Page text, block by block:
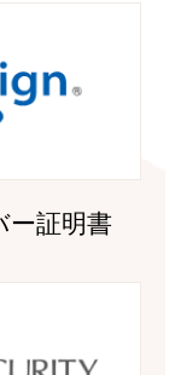
ー証明書